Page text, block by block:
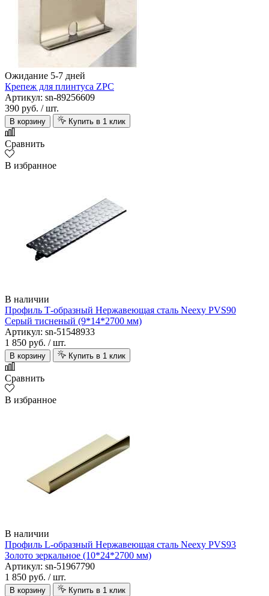
Ожидание 5-7 дней
Крепеж для плинтуса ZPC
Артикул: sn-89256609
390 руб. / шт.
В корзину Купить в 1 клик
Сравнить
В избранное
В наличии
Профиль Т-образный Нержавеющая сталь Neexy PVS90
Серый тисненый (9*14*2700 мм)
Артикул: sn-51548933
1 850 руб. / шт.
В корзину Купить в 1 клик
Сравнить
В избранное
В наличии
Профиль L-образный Нержавеющая сталь Neexy PVS93
Золото зеркальное (10*24*2700 мм)
Артикул: sn-51967790
1 850 руб. / шт.
В корзину Купить в 1 клик